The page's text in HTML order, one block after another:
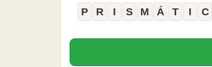
P R I S M Á T I C